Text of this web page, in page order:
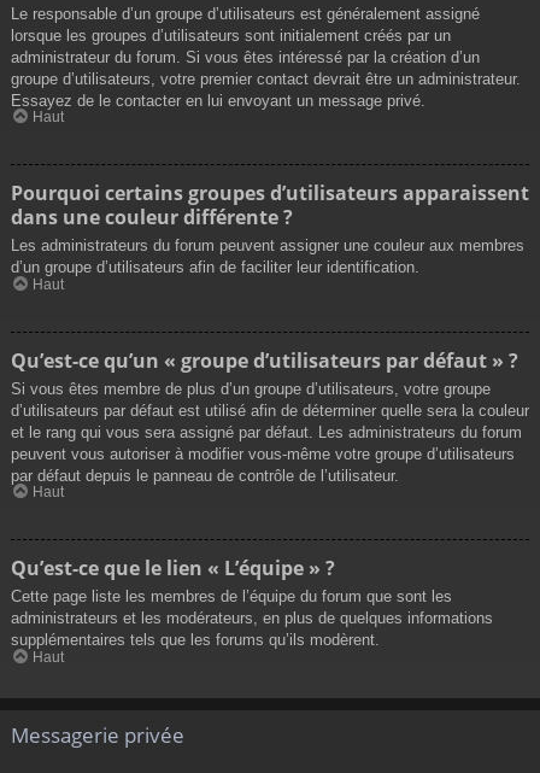
Le responsable d’un groupe d’utilisateurs est généralement assigné
lorsque les groupes d’utilisateurs sont initialement créés par un
administrateur du forum. Si vous êtes intéressé par la création d’un
groupe d’utilisateurs, votre premier contact devrait être un administrateur.
Essayez de le contacter en lui envoyant un message privé.
Haut
Pourquoi certains groupes d’utilisateurs apparaissent
dans une couleur différente ?
Les administrateurs du forum peuvent assigner une couleur aux membres
d’un groupe d’utilisateurs afin de faciliter leur identification.
Haut
Qu’est-ce qu’un « groupe d’utilisateurs par défaut » ?
Si vous êtes membre de plus d’un groupe d’utilisateurs, votre groupe
d’utilisateurs par défaut est utilisé afin de déterminer quelle sera la couleur
et le rang qui vous sera assigné par défaut. Les administrateurs du forum
peuvent vous autoriser à modifier vous-même votre groupe d’utilisateurs
par défaut depuis le panneau de contrôle de l’utilisateur.
Haut
Qu’est-ce que le lien « L’équipe » ?
Cette page liste les membres de l’équipe du forum que sont les
administrateurs et les modérateurs, en plus de quelques informations
supplémentaires tels que les forums qu’ils modèrent.
Haut
Messagerie privée